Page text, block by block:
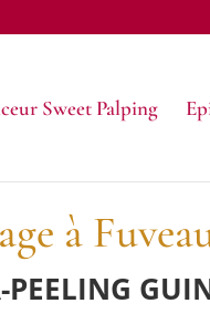
Sweet Palping
à
PEELING